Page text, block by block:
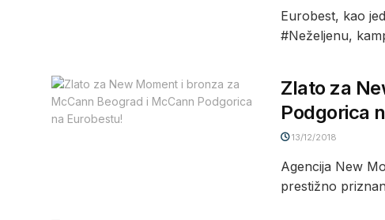
Eurobest, kao
#Neželjenu,
Zlato za
Podgorica
13/12/2018
Agencija New
prestižno